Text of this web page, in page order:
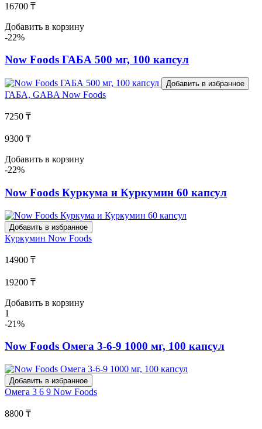
16700 ₸
Добавить в корзину
-22%
Now Foods ГАБА 500 мг, 100 капсул
Добавить в избранное
ГАБА, GABA Now Foods
7250 ₸
9300 ₸
Добавить в корзину
-22%
Now Foods Куркума и Куркумин 60 капсул
Добавить в избранное
Куркумин Now Foods
14900 ₸
19200 ₸
Добавить в корзину
1
-21%
Now Foods Омега 3-6-9 1000 мг, 100 капсул
Добавить в избранное
Омега 3 6 9 Now Foods
8800 ₸